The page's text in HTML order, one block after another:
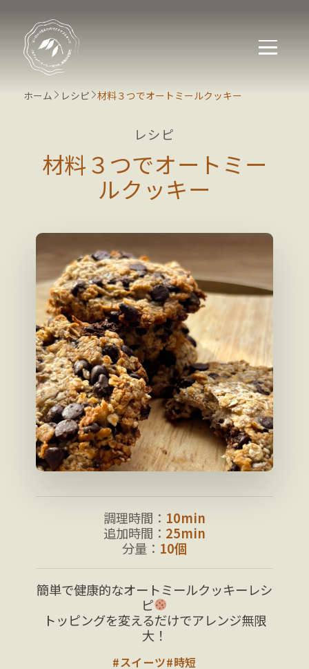
ホーム レシピ 材料３つでオートミールクッキー
レシピ
材料３つでオートミー
ルクッキー
調理時間： 10min
追加時間： 25min
分量： 10個
簡単で健康的なオートミールクッキーレシ
ピ
トッピングを変えるだけでアレンジ無限
大！
#スイーツ#時短